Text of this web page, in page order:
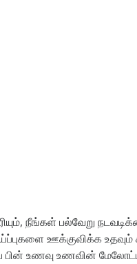
நீங்கள் பல்வேறு
ஊக்குவிக்க
பின் உணவு உணவின்